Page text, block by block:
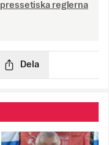
pressetiska reglerna
Dela